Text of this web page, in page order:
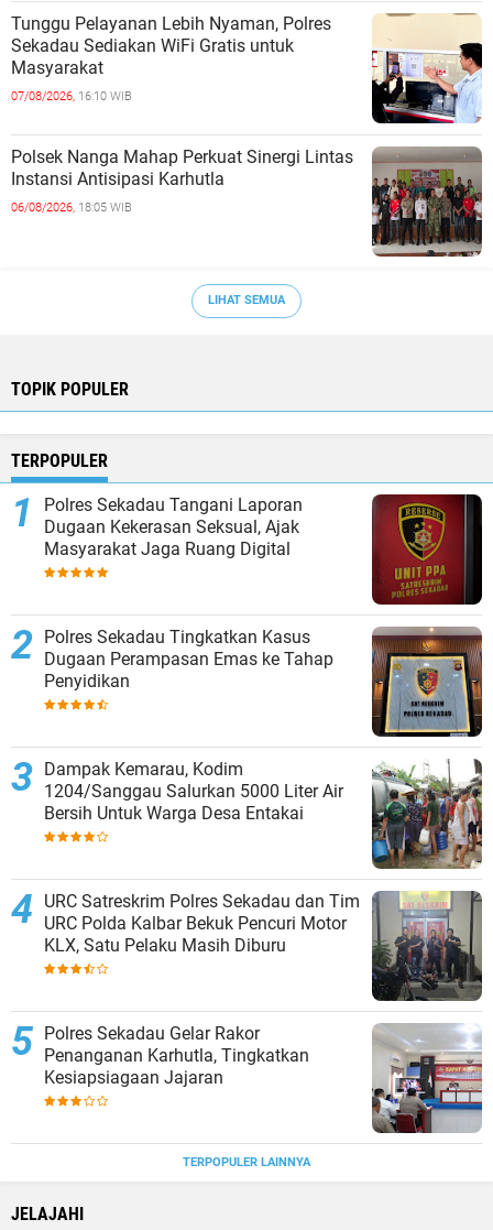
Tunggu Pelayanan Lebih Nyaman, Polres
Sekadau Sediakan WiFi Gratis untuk
Masyarakat
07/08/2026, 16:10 WIB
Polsek Nanga Mahap Perkuat Sinergi Lintas
Instansi Antisipasi Karhutla
06/08/2026, 18:05 WIB
LIHAT SEMUA
TOPIK POPULER
TERPOPULER
Polres Sekadau Tangani Laporan
Dugaan Kekerasan Seksual, Ajak
Masyarakat Jaga Ruang Digital
Polres Sekadau Tingkatkan Kasus
Dugaan Perampasan Emas ke Tahap
Penyidikan
Dampak Kemarau, Kodim
1204/Sanggau Salurkan 5000 Liter Air
Bersih Untuk Warga Desa Entakai
URC Satreskrim Polres Sekadau dan Tim
URC Polda Kalbar Bekuk Pencuri Motor
KLX, Satu Pelaku Masih Diburu
Polres Sekadau Gelar Rakor
Penanganan Karhutla, Tingkatkan
Kesiapsiagaan Jajaran
TERPOPULER LAINNYA
JELAJAHI